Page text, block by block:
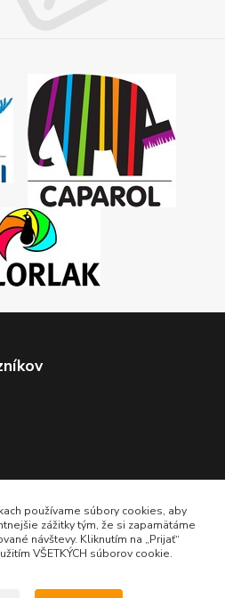
používame súbory cookies, aby
zážitky tým, že si zapamätáme
návštevy. Kliknutím na „Prijať“
VŠETKÝCH súborov cookie.